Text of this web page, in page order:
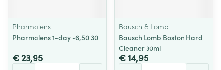
Pharmalens
Pharmalens 1-day -6,50 30
€ 23,95
Bausch & Lomb
Bausch Lomb Boston Hard
Cleaner 30ml
€ 14,95